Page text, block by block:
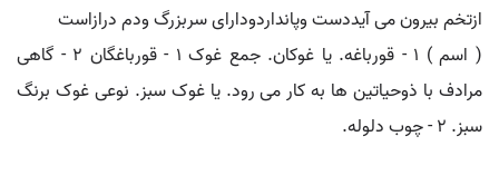
ازتخم بیرون می آیددست وپانداردودارای سربزرگ ودم درازاست
( اسم ) ۱ - قورباغه. یا غوکان. جمع غوک ۱ - قورباغگان ۲ - گاهی
مرادف با ذوحیاتین ها به کار می رود. یا غوک سبز. نوعی غوک برنگ
سبز. ۲ - چوب دلوله.